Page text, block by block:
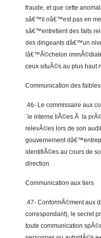
fraude, et que cette
sâ€™il nâ€™est pas en
sâ€™entretient des faits
des dirigeants dâ€™un
lâ€™Ã©chelon
ceux situÃ©s au plus haut
Communication des
.46- Le commissaire aux
´le interne liÃ©es Ã la
relevÃ©es lors de son
gouvernement
identifiÃ©es au cours de
direction.
Communication aux tiers
.47- ConformÃ©ment aux
correspondant), le secret
toute communication